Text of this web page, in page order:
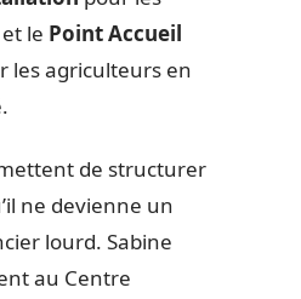
le Point Accueil
les agriculteurs en
de structurer
ne devienne un
lourd. Sabine
au Centre